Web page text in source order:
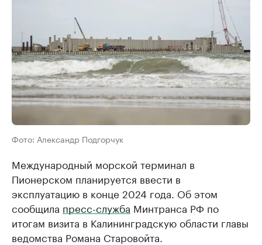
Фото: Александр Подгорчук
Международный морской терминал в
Пионерском планируется ввести в
эксплуатацию в конце 2024 года. Об этом
сообщила пресс-служба Минтранса РФ по
итогам визита в Калининградскую области главы
ведомства Романа Старовойта.